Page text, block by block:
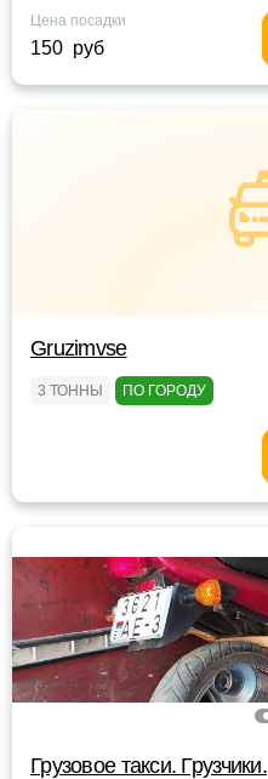
Цена посадки
150 руб
Gruzimvse
3 ТОННЫ ПО ГОРОДУ
Грузовое такси. Грузчики.